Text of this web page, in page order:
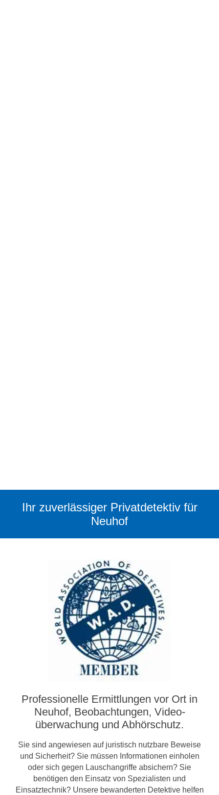
Ihr zuverlässiger Privatdetektiv für
Neuhof
Professionelle Ermittlungen vor Ort in
Neuhof, Beobachtungen, Video­­
überwachung und Abhörschutz.
Sie sind angewiesen auf juristisch nutzbare Beweise
und Sicherheit? Sie müssen Informationen einholen
oder sich gegen Lauschangriffe absichern? Sie
benötigen den Einsatz von Spezialisten und
Einsatztechnik? Unsere bewanderten Detektive helfen